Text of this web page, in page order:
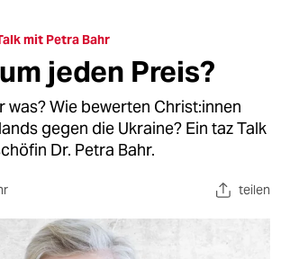
mit Petra Bahr
jeden Preis?
was? Wie bewerten Christ:innen
gegen die Ukraine? Ein taz Talk
Dr. Petra Bahr.
teilen